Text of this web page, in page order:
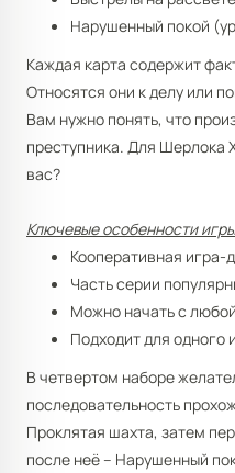
Нарушенный покой
Каждая карта содержит
Относятся они к делу или
Вам нужно понять, что
преступника. Для Шерлока
вас?
Ключевые особенности
Кооперативная игра-
Часть серии
Можно начать с
Подходит для одного
В четвертом наборе
последовательность
Проклятая шахта, затем
после неё – Нарушенный